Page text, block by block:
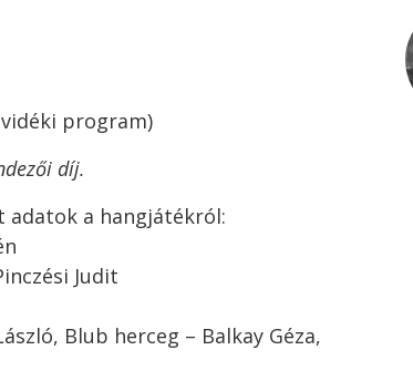
program)
díj.
adatok a hangjátékról:
Judit
Blub herceg – Balkay Géza,